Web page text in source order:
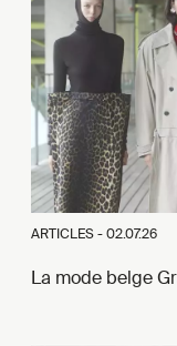
ARTICLES -02.07.26
La mode belge